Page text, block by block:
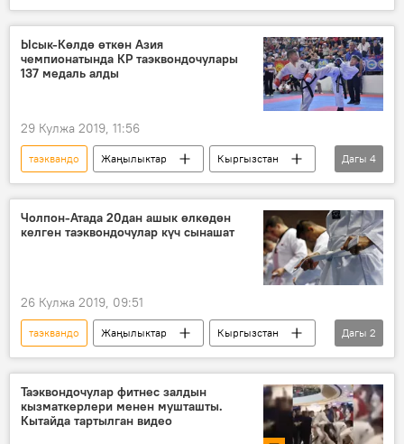
Россия
эл аралык
мелдеш
медаль
Ысык-Көлдө өткөн Азия
чемпионатында КР таэквондочулары
137 медаль алды
29 Кулжа 2019, 11:56
таэквандо Жаңылыктар
Кыргызстан
Спорт
Ысык-Көл облусу
Азия чемпионаты
медаль
Дагы 4
Чолпон-Атада 20дан ашык өлкөдөн
келген таэквондочулар күч сынашат
26 Кулжа 2019, 09:51
таэквандо Жаңылыктар
Кыргызстан
Спорт
чемпионат
Дагы 2
Таэквондочулар фитнес залдын
кызматкерлери менен мушташты.
Кытайда тартылган видео